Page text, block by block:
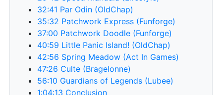
32:41 Par Odin (OldChap)
35:32 Patchwork Express (Funforge)
37:00 Patchwork Doodle (Funforge)
40:59 Little Panic Island! (OldChap)
42:56 Spring Meadow (Act In Games)
47:26 Culte (Bragelonne)
56:10 Guardians of Legends (Lubee)
1:04:13 Conclusion